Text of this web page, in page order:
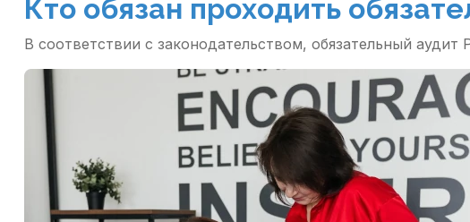
Кто обязан проходить
В соответствии с законодательством, обязательный